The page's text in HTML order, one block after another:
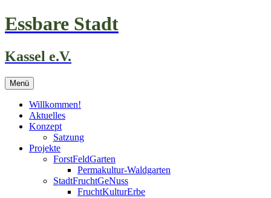
Zum
Inhalt
Essbare Stadt
Kassel e.V.
Menü
Willkommen!
Aktuelles
Konzept
Satzung
Projekte
ForstFeldGarten
Permakultur-Waldgarten
StadtFruchtGeNuss
FruchtKulturErbe